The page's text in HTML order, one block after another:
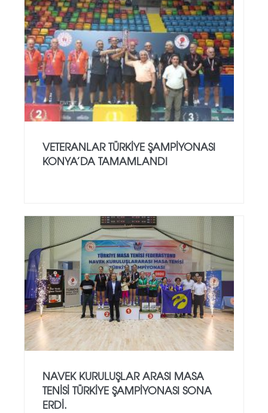
VETERANLAR TÜRKIYE ŞAMPIYONASI
KONYA’DA TAMAMLANDI
NAVEK KURULUŞLAR ARASI MASA
TENISI TÜRKIYE ŞAMPIYONASI SONA
ERDI.